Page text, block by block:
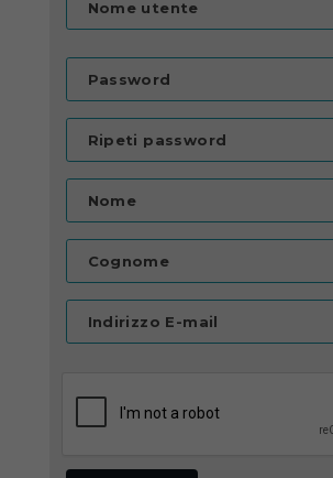
Nome utente
Password
Ripeti password
Nome
Cognome
Indirizzo E-mail